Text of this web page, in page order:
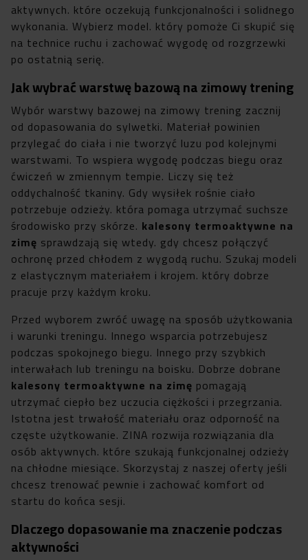
aktywnych. które oczekują funkcjonalności i solidnego
wykonania. Wybierz model. który pomoże Ci skupić się
na technice ruchu i zachować wygodę od rozgrzewki
po ostatnią serię.
Jak wybrać warstwę bazową na zimowy trening
Wybór warstwy bazowej na zimowy trening zacznij
od dopasowania do sylwetki. Materiał powinien
przylegać do ciała i nie tworzyć luzu pod kolejnymi
warstwami. To wspiera wygodę podczas biegu oraz
ćwiczeń w zmiennym tempie. Liczy się też
oddychalność tkaniny. Gdy wysiłek rośnie ciało
potrzebuje odzieży. która pomaga utrzymać suchsze
środowisko przy skórze. kalesony termoaktywne na
zimę sprawdzają się wtedy. gdy chcesz połączyć
ochronę przed chłodem z wygodą ruchu. Szukaj modeli
z elastycznym materiałem i krojem. który dobrze
pracuje przy każdym kroku.
Przed wyborem zwróć uwagę na sposób użytkowania
i warunki treningu. Innego wsparcia potrzebujesz
podczas spokojnego biegu. Innego przy szybkich
interwałach lub treningu na boisku. Dobrze dobrane
kalesony termoaktywne na zimę pomagają
utrzymać ciepło bez uczucia ciężkości i przegrzania.
Istotna jest trwałość materiału oraz odporność na
częste użytkowanie. ZINA rozwija rozwiązania dla
osób aktywnych. które szukają funkcjonalnej odzieży
na chłodne miesiące. Skorzystaj z naszej oferty jeśli
chcesz trenować pewnie i zachować komfort od
startu do końca sesji.
Dlaczego dopasowanie ma znaczenie podczas
aktywności